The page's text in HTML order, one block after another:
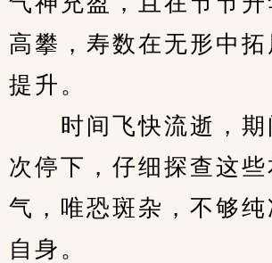
高攀，寿数在无形中
提升。
时间飞快流逝，期
次停下，仔细探查这些
气，唯恐斑杂，不够纯
自身。